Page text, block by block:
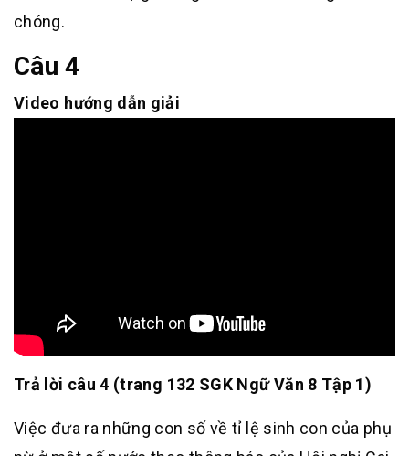
chóng.
Câu 4
Video hướng dẫn giải
Trả lời câu 4 (trang 132 SGK Ngữ Văn 8 Tập 1)
Việc đưa ra những con số về tỉ lệ sinh con của phụ